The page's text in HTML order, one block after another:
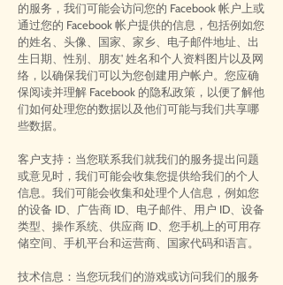
的服务，我们可能会访问您的 Facebook 帐户上或
通过您的 Facebook 帐户提供的信息，包括例如您
的姓名、头像、国家、家乡、电子邮件地址、出
生日期、性别、朋友' 姓名和个人资料图片以及网
络，以确保我们可以为您创建用户帐户。您应确
保阅读并理解 Facebook 的隐私政策，以便了解他
们如何处理您的数据以及他们可能与我们共享哪
些数据。
客户支持：当您联系我们就我们的服务提出问题
或意见时，我们可能会收集您提供给我们的个人
信息。我们可能会收集和处理个人信息，例如您
的设备 ID、广告商 ID、电子邮件、用户 ID、设备
类型、操作系统、供应商 ID、您手机上的可用存
储空间、手机平台和运营商、国家代码和语言。
技术信息：当您玩我们的游戏或访问我们的服务